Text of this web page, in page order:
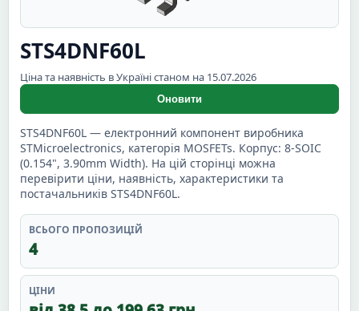
STS4DNF60L
Ціна та наявність в Україні станом на 15.07.2026
Оновити
STS4DNF60L — електронний компонент виробника
STMicroelectronics, категорія MOSFETs. Корпус: 8-SOIC
(0.154", 3.90mm Width). На цій сторінці можна
перевірити ціни, наявність, характеристики та
постачальників STS4DNF60L.
ВСЬОГО ПРОПОЗИЦІЙ
4
ЦІНИ